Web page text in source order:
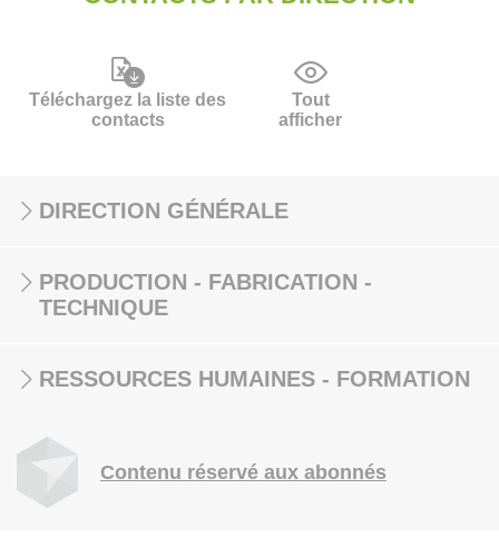
Téléchargez la liste des
contacts
Tout
afficher
DIRECTION GÉNÉRALE
PRODUCTION - FABRICATION -
TECHNIQUE
RESSOURCES HUMAINES - FORMATION
Contenu réservé aux abonnés